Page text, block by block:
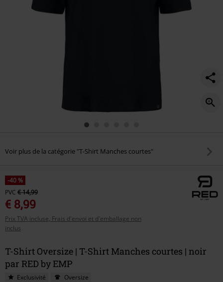
Voir plus de la catégorie "T-Shirt Manches courtes"
-40 %
PVC € 14,99
€ 8,99
Prix TVA incluse, Frais d'envoi et d'emballage non
inclus
T-Shirt Oversize | T-Shirt Manches courtes | noir
par RED by EMP
Exclusivité
Oversize